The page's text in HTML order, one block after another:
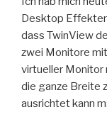
Desktop
dass TwinView
zwei Monitore
virtueller Monitor
die ganze Breite
ausrichtet kann